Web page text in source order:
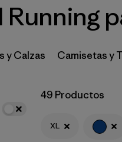
Filtrar por
Size
Filtrar por
Fit
Filtrar por
Materials & Fabric
Running
y Calzas Camisetas y
49 Productos
XL